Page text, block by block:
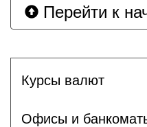
Перейти к
Курсы валют
Офисы и